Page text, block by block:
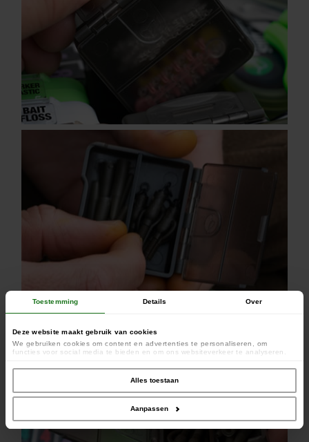
Toestemming Details Over
Deze website maakt gebruik van cookies
We gebruiken cookies om content en advertenties te personaliseren, om
functies voor social media te bieden en om ons websiteverkeer te analyseren.
social media, adverteren en analyse. Deze partners kunnen deze gegevens
combineren met andere informatie die u aan ze heeft verstrekt of die ze hebben
verzameld op basis van uw gebruik van hun services.
Alles toestaan
Aanpassen